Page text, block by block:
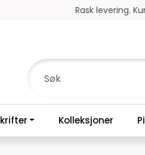
Gratis frakt
Kolleksjoner